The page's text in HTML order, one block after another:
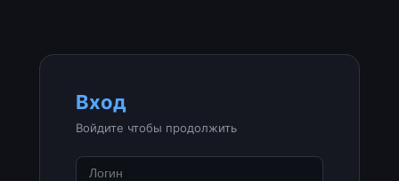
Вход
Войдите чтобы продолжить